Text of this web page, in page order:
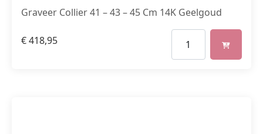
Graveer Collier 41 – 43 – 45 Cm 14K Geelgoud
€418,95